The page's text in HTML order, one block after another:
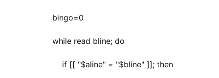
bingo=0
while read bline; do
if [[ "$aline" = "$bline" ]]; then